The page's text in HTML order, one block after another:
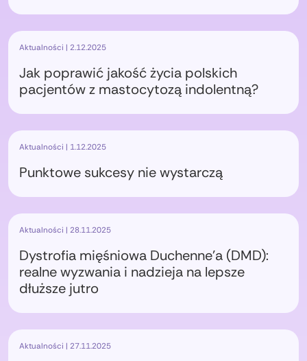
Aktualności | 2.12.2025
Jak poprawić jakość życia polskich
pacjentów z mastocytozą indolentną?
Aktualności | 1.12.2025
Punktowe sukcesy nie wystarczą
Aktualności | 28.11.2025
Dystrofia mięśniowa Duchenne’a (DMD):
realne wyzwania i nadzieja na lepsze
dłuższe jutro
Aktualności | 27.11.2025